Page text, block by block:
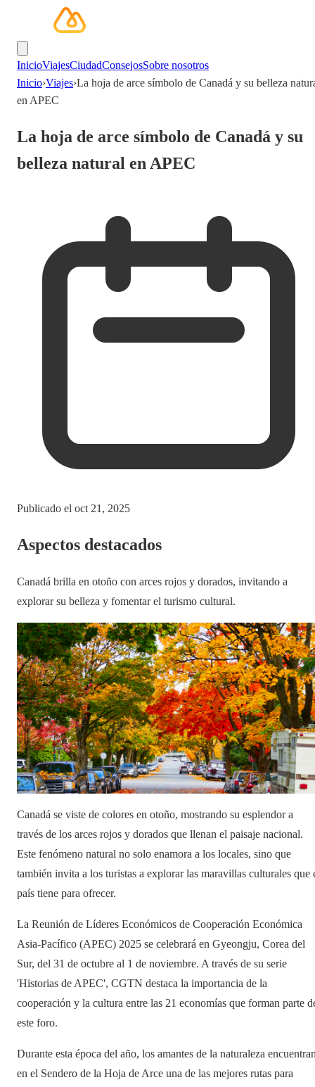
InicioViajesCiudadConsejosSobre nosotros
Inicio›Viajes›La hoja de arce símbolo de Canadá y su belleza
en APEC
La hoja de arce símbolo de Canadá y su
belleza natural en APEC
Publicado el oct 21, 2025
Aspectos destacados
Canadá brilla en otoño con arces rojos y dorados, invitando a
explorar su belleza y fomentar el turismo cultural.
Canadá se viste de colores en otoño, mostrando su esplendor a
través de los arces rojos y dorados que llenan el paisaje nacional.
Este fenómeno natural no solo enamora a los locales, sino que
también invita a los turistas a explorar las maravillas culturales que
país tiene para ofrecer.
La Reunión de Líderes Económicos de Cooperación Económica
Asia-Pacífico (APEC) 2025 se celebrará en Gyeongju, Corea del
Sur, del 31 de octubre al 1 de noviembre. A través de su serie
'Historias de APEC', CGTN destaca la importancia de la
cooperación y la cultura entre las 21 economías que forman parte
este foro.
Durante esta época del año, los amantes de la naturaleza
en el Sendero de la Hoja de Arce una de las mejores rutas para